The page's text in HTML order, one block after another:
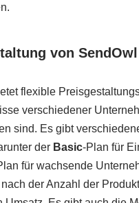
von SendOwl
flexible
verschiedener
sind. Es gibt
der Basic-Plan für
für wachsende
der Anzahl der